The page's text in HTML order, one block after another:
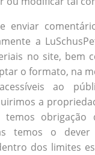
enviar
a
no site, bem
o formato, na
ao
a
temos
temos o
dos limites